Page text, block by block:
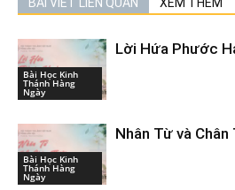
Bài Học Kinh
Thánh Hàng
Ngày
Lời Hứa Phước
Bài Học Kinh
Thánh Hàng
Ngày
Nhân Từ và